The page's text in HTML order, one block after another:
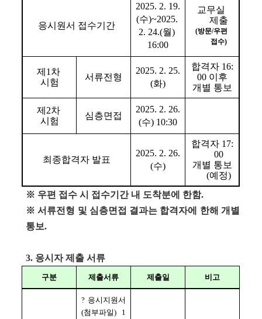
응시원서 접수기간
2025. 2. 19.
(수)~2025.
2. 24.(월)
16:00
교무실
제출
(방문/우편
접수)
제 1 차
시험
서류전형
2025. 2. 25.
(화)
합격자 16:
00 이후
개별 통보
제 2차
시험
심층면접
2025. 2. 26.
(수) 10:30
최종합격자 발표
2025. 2. 26.
(수)
합격자 17:
00
개별 통보
(예정)
※ 우편 접수 시 접수기간 내 도착분에 한함.
※ 서류전형 및 심층면접 결과는 합격자에 한해 개별
통보.
3. 응시자 제출 서류
구분 제출서류 제출일 비고
? 응시지원서
(첨부파일) 1